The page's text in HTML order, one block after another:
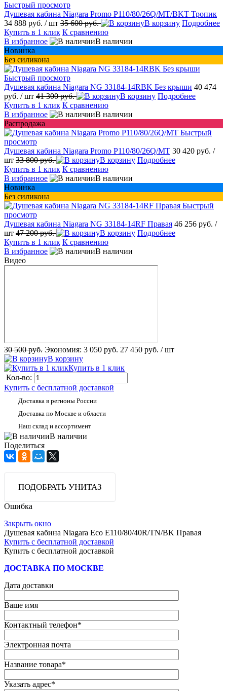
Быстрый просмотр
Душевая кабина Niagara Promo P110/80/26Q/MT/BKT Тропик
34 888 руб. / шт 35 600 руб. В корзину Подробнее
Купить в 1 клик К сравнению
В избранное
В наличии
Новинка
Без силикона
Быстрый просмотр
Душевая кабина Niagara NG 33184-14RBK Без крыши 40 474
руб. / шт 41 300 руб. В корзину Подробнее
Купить в 1 клик К сравнению
В избранное
В наличии
Распродажа
Быстрый
просмотр
Душевая кабина Niagara Promo P110/80/26Q/MT 30 420 руб. /
шт 33 800 руб. В корзину Подробнее
Купить в 1 клик К сравнению
В избранное
В наличии
Новинка
Без силикона
Быстрый
просмотр
Душевая кабина Niagara NG 33184-14RF Правая 46 256 руб. /
шт 47 200 руб. В корзину Подробнее
Купить в 1 клик К сравнению
В избранное
В наличии
Видео
30 500 руб. Экономия: 3 050 руб. 27 450 руб. / шт
В корзину
Купить в 1 клик
Кол-во:
Купить с бесплатной доставкой
Доставка в регионы России
Доставка по Москве и области
Наш склад и ассортимент
В наличии
Поделиться
ПОДОБРАТЬ УНИТАЗ
Ошибка
Закрыть окно
Душевая кабина Niagara Eco E110/80/40R/TN/BK Правая
Купить с бесплатной доставкой
Купить с бесплатной доставкой
ДОСТАВКА ПО МОСКВЕ
Дата доставки
Ваше имя
Контактный телефон*
Электронная почта
Название товара*
Указать адрес*